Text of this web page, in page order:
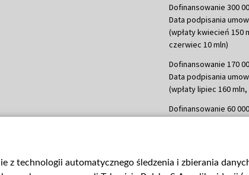
Dofinansowanie 300
Data podpisania
(wpłaty kwiecień 150
czerwiec 10 mln)
Dofinansowanie 170
Data podpisania
(wpłaty lipiec 160
Dofinansowanie 60
Data podpisania
z technologii automatycznego śledzenia i zbierania